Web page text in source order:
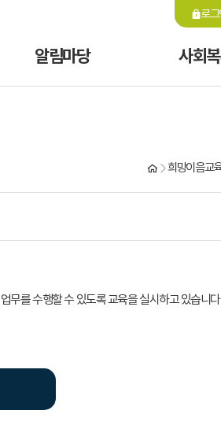
로
알림마당 사회
희망이음교
무를 수행할 수 있도록 교육을 실시하고 있습니다.